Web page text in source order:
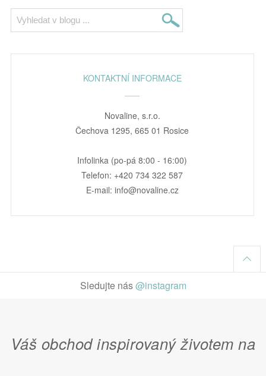
KONTAKTNÍ INFORMACE
Novaline, s.r.o.
Čechova 1295, 665 01 Rosice
Infolinka (po-pá 8:00 - 16:00)
Telefon: +420 734 322 587
E-mail: info@novaline.cz
Sledujte nás@instagram
Váš obchod inspirovaný životem na